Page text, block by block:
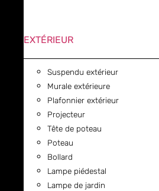
EXTÉRIEUR
Suspendu extérieur
Murale extérieure
Plafonnier extérieur
Projecteur
Tête de poteau
Poteau
Bollard
Lampe piédestal
Lampe de jardin